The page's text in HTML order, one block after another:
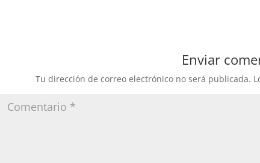
Enviar
Tu dirección de correo electrónico no será publicada.